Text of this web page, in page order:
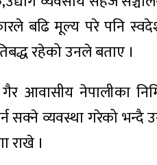
बढि मूल्य परे पनि
रहेको उनले बताए ।
आवासीय नेपालीका
सक्ने व्यवस्था गरेको भन्दै
राखे ।